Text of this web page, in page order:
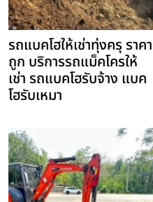
รถแบคโฮให้เช่าทุ่งครุ ราคา
ถูก บริการรถแม็คโครให้
เช่า รถแบคโฮรับจ้าง แบค
โฮรับเหมา